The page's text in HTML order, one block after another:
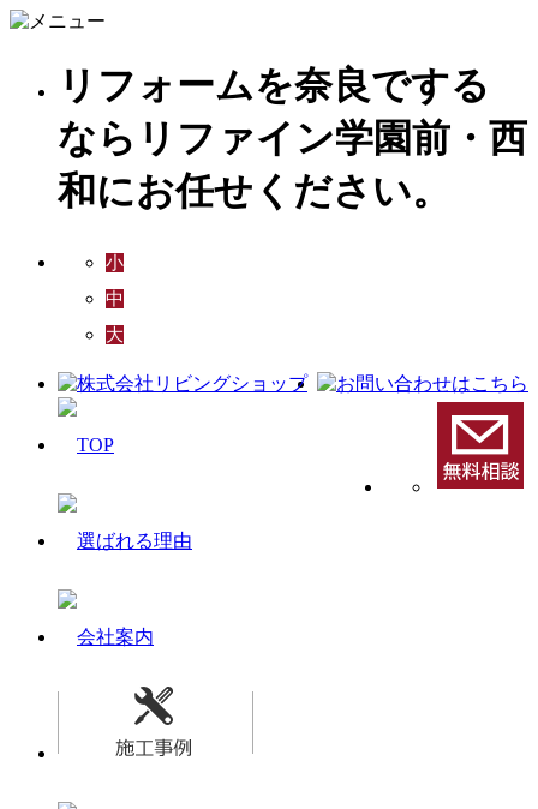
リフォームを奈良でする
ならリファイン学園前・西
和にお任せください。
小
中
大